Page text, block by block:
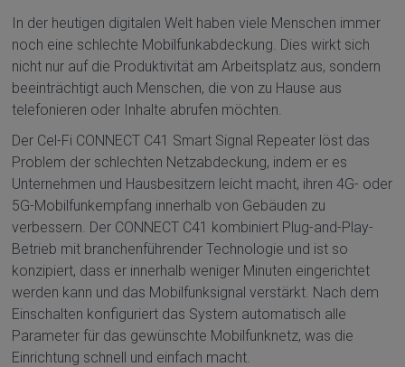
In der heutigen digitalen Welt haben viele Menschen immer
noch eine schlechte Mobilfunkabdeckung. Dies wirkt sich
nicht nur auf die Produktivität am Arbeitsplatz aus, sondern
beeinträchtigt auch Menschen, die von zu Hause aus
telefonieren oder Inhalte abrufen möchten.
Der Cel-Fi CONNECT C41 Smart Signal Repeater löst das
Problem der schlechten Netzabdeckung, indem er es
Unternehmen und Hausbesitzern leicht macht, ihren 4G- oder
5G-Mobilfunkempfang innerhalb von Gebäuden zu
verbessern. Der CONNECT C41 kombiniert Plug-and-Play-
Betrieb mit branchenführender Technologie und ist so
konzipiert, dass er innerhalb weniger Minuten eingerichtet
werden kann und das Mobilfunksignal verstärkt. Nach dem
Einschalten konfiguriert das System automatisch alle
Parameter für das gewünschte Mobilfunknetz, was die
Einrichtung schnell und einfach macht.